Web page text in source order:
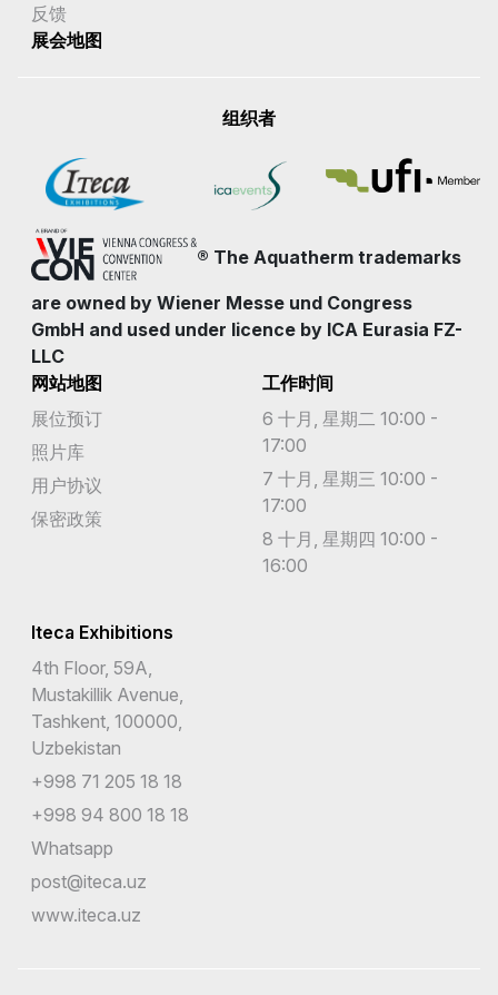
反馈
展会地图
组织者
® The Aquatherm trademarks
are owned by Wiener Messe und Congress
GmbH and used under licence by ICA Eurasia FZ-
LLC
网站地图
展位预订
照片库
用户协议
保密政策
工作时间
6 十月, 星期二 10:00 -
17:00
7 十月, 星期三 10:00 -
17:00
8 十月, 星期四 10:00 -
16:00
Iteca Exhibitions
4th Floor, 59A,
Mustakillik Avenue,
Tashkent, 100000,
Uzbekistan
+998 71 205 18 18
+998 94 800 18 18
Whatsapp
post@iteca.uz
www.iteca.uz